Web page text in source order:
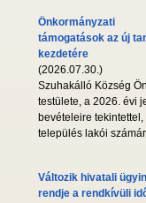
Önkormányzati
támogatások az új
kezdetére
(2026.07.30.)
Szuhakálló Község
testülete, a 2026. évi
bevételeire
település lakói
Változik hivatali
rendje a rendkívüli